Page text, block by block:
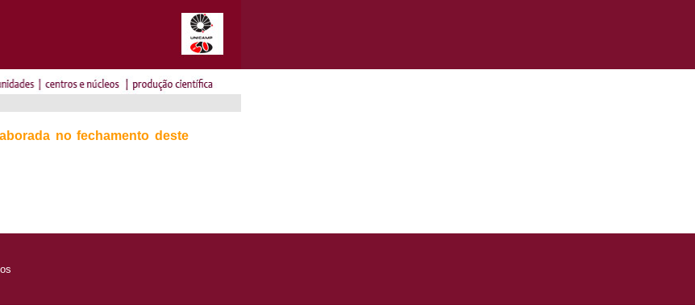
no fechamento deste